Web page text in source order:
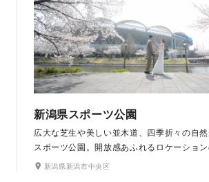
新潟県スポーツ公園
広大な芝生や美しい並木道、四季折々の自
スポーツ公園。開放感あふれるロケーショ
りらしい自然な笑顔を残せます。季節ごとに
新潟県新潟市中央区